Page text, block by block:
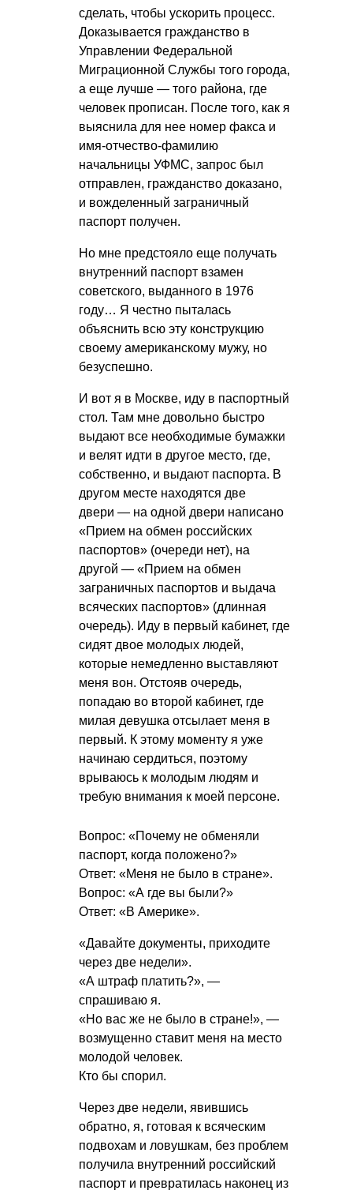
сделать, чтобы ускорить процесс.
Доказывается гражданство в
Управлении Федеральной
Миграционной Службы того города,
а еще лучше — того района, где
человек прописан. После того, как я
выяснила для нее номер факса и
имя-отчество-фамилию
начальницы УФМС, запрос был
отправлен, гражданство доказано,
и вожделенный заграничный
паспорт получен.
Но мне предстояло еще получать
внутренний паспорт взамен
советского, выданного в 1976
году… Я честно пыталась
объяснить всю эту конструкцию
своему американскому мужу, но
безуспешно.
И вот я в Москве, иду в паспортный
стол. Там мне довольно быстро
выдают все необходимые бумажки
и велят идти в другое место, где,
собственно, и выдают паспорта. В
другом месте находятся две
двери — на одной двери написано
«Прием на обмен российских
паспортов» (очереди нет), на
другой — «Прием на обмен
заграничных паспортов и выдача
всяческих паспортов» (длинная
очередь). Иду в первый кабинет, где
сидят двое молодых людей,
которые немедленно выставляют
меня вон. Отстояв очередь,
попадаю во второй кабинет, где
милая девушка отсылает меня в
первый. К этому моменту я уже
начинаю сердиться, поэтому
врываюсь к молодым людям и
требую внимания к моей персоне.
Вопрос: «Почему не обменяли
паспорт, когда положено?»
Ответ: «Меня не было в стране».
Вопрос: «А где вы были?»
Ответ: «В Америке».
«Давайте документы, приходите
через две недели».
«А штраф платить?», —
спрашиваю я.
«Но вас же не было в стране!», —
возмущенно ставит меня на место
молодой человек.
Кто бы спорил.
Через две недели, явившись
обратно, я, готовая к всяческим
подвохам и ловушкам, без проблем
получила внутренний российский
паспорт и превратилась наконец из